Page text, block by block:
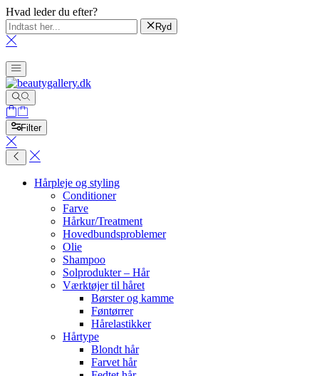
Hvad leder du efter?
Ryd
Filter
Hårpleje og styling
Conditioner
Farve
Hårkur/Treatment
Hovedbundsproblemer
Olie
Shampoo
Solprodukter – Hår
Værktøjer til håret
Børster og kamme
Føntørrer
Hårelastikker
Hårtype
Blondt hår
Farvet hår